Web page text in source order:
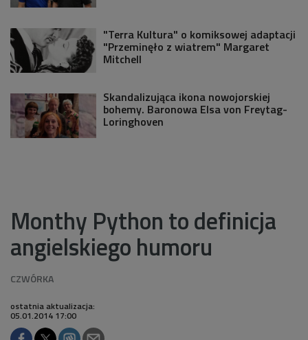
"Terra Kultura" o komiksowej adaptacji
"Przeminęło z wiatrem" Margaret
Mitchell
Skandalizująca ikona nowojorskiej
bohemy. Baronowa Elsa von Freytag-
Loringhoven
Monthy Python to definicja
angielskiego humoru
ostatnia aktualizacja:
05.01.2014 17:00